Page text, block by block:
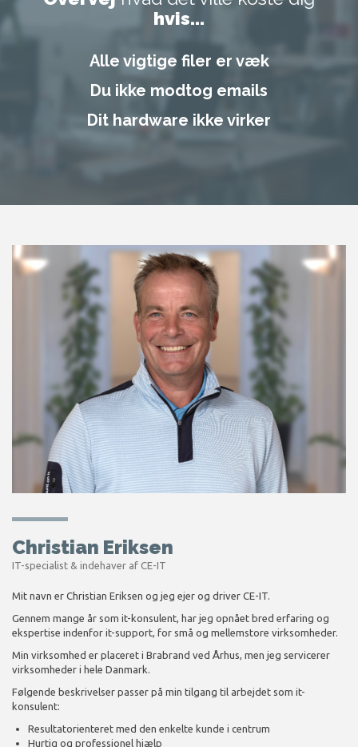
hvis...
Alle vigtige filer er væk
Du ikke modtog emails
Dit hardware ikke virker
Christian Eriksen
IT-specialist & indehaver af CE-IT
Mit navn er Christian Eriksen og jeg ejer og driver CE-IT.
Gennem mange år som it-konsulent, har jeg opnået bred erfaring og
ekspertise indenfor it-support, for små og mellemstore virksomheder.
Min virksomhed er placeret i Brabrand ved Århus, men jeg servicerer
virksomheder i hele Danmark.
Følgende beskrivelser passer på min tilgang til arbejdet som it-
konsulent:
Resultatorienteret med den enkelte kunde i centrum
Hurtig og professionel hjælp